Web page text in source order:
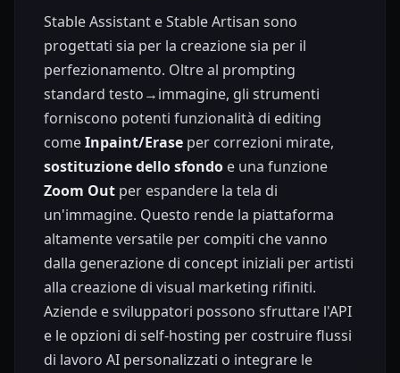
Stable Assistant e Stable Artisan sono
progettati sia per la creazione sia per il
perfezionamento. Oltre al prompting
standard testo→immagine, gli strumenti
forniscono potenti funzionalità di editing
comeInpaint/Erase per correzioni mirate,
sostituzione dello sfondo e una funzione
Zoom Out per espandere la tela di
un'immagine. Questo rende la piattaforma
altamente versatile per compiti che vanno
dalla generazione di concept iniziali per artisti
alla creazione di visual marketing rifiniti.
Aziende e sviluppatori possono sfruttare l'API
e le opzioni di self-hosting per costruire flussi
di lavoro AI personalizzati o integrare le